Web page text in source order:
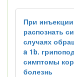
При
распознать
случаях
a 1b.
симптомы
болезнь